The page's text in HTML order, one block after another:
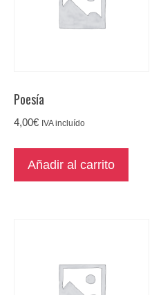
Poesía
4,00€ IVA incluído
Añadir al carrito